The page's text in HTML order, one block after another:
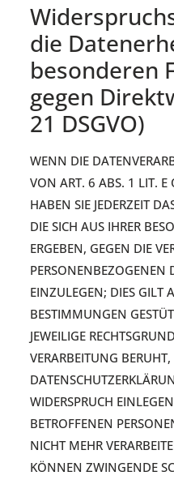
die
besonderen
gegen
21 DSGVO)
WENN DIE
VON ART. 6 ABS. 1 LIT. E
HABEN SIE JEDERZEIT
DIE SICH AUS IHRER
ERGEBEN, GEGEN DIE
PERSONENBEZOGENEN
EINZULEGEN; DIES GILT
BESTIMMUNGEN
JEWEILIGE
VERARBEITUNG
WIDERSPRUCH
BETROFFENEN
NICHT MEHR
KÖNNEN ZWINGENDE